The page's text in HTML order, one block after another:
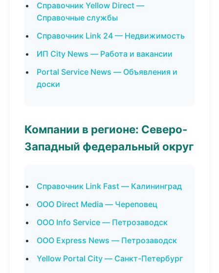
Справочник Yellow Direct —
Справочные службы
Справочник Link 24 — Недвижимость
ИП City News — Работа и вакансии
Portal Service News — Объявления и
доски
Компании в регионе: Северо-
Западный федеральный округ
Справочник Link Fast — Калининград
ООО Direct Media — Череповец
ООО Info Service — Петрозаводск
ООО Express News — Петрозаводск
Yellow Portal City — Санкт-Петербург